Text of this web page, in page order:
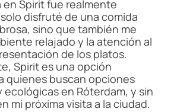
en Spirit fue realmente
disfruté de una comida
sino que también me
relajado y la atención al
de los platos.
Spirit es una opción
quienes buscan opciones
ecológicas en Róterdam, y sin
mi próxima visita a la ciudad.